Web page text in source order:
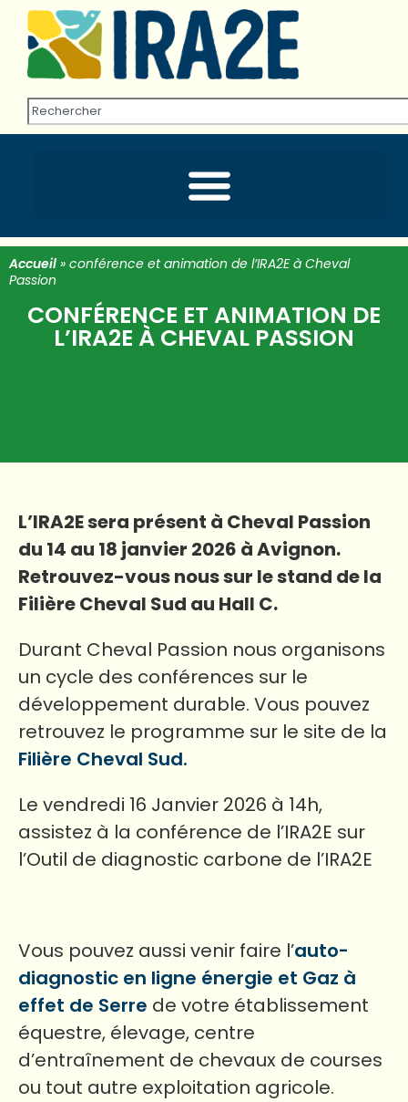
Accueil » conférence et animation de l’IRA2E à Cheval
Passion
CONFÉRENCE ET ANIMATION DE
L’IRA2E À CHEVAL PASSION
L’IRA2E sera présent à Cheval Passion
du 14 au 18 janvier 2026 à Avignon.
Retrouvez-vous nous sur le stand de la
Filière Cheval Sud au Hall C.
Durant Cheval Passion nous organisons
un cycle des conférences sur le
développement durable. Vous pouvez
retrouvez le programme sur le site de la
Filière Cheval Sud.
Le vendredi 16 Janvier 2026 à 14h,
assistez à la conférence de l’IRA2E sur
l’Outil de diagnostic carbone de l’IRA2E
Vous pouvez aussi venir faire l’auto-
diagnostic en ligne énergie et Gaz à
effet de Serre de votre établissement
équestre, élevage, centre
d’entraînement de chevaux de courses
ou tout autre exploitation agricole.